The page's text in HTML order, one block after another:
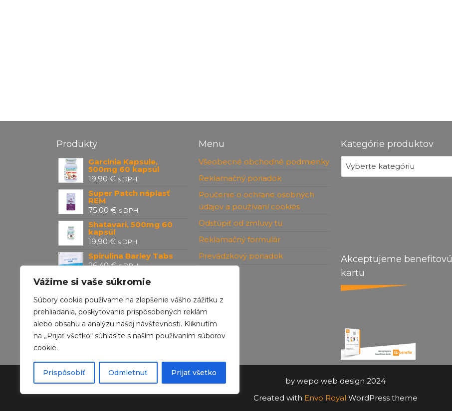
Vážime si vaše súkromie
Súbory cookie používame na zlepšenie vášho zážitku z
prehliadania, poskytovanie prispôsobených reklám
alebo obsahu a analýzu našej návštevnosti. Kliknutím
na „Prijať všetko“ súhlasíte s naším používaním súborov
cookie.
Prispôsobiť Odmietnuť Prijať všetko
Produkty
Garcinia Kapsule,
500mg 60 kapsúl
19,90€ s DPH
Super Patch náplasť
REM
75,00€ s DPH
Shatavari, 500mg 60
kapsúl
19,90€ s DPH
Spirulina Barley Tabs
26,40€ s DPH
Forever Aloe Vera Berry
Nectar™ Mini (12 ks)
145,49€ s DPH
Menu
Všeobecné obchodné podmienky
Reklamačný poriadok
Poučenie o ochrane osobných
údajov a používaní cookies
Odstúpiť od zmluvy tu
Reklamačný formulár
Prevádzkový poriadok
Kategórie produktov
Vyberte kategóriu
Akceptujeme benefitovú
kartu
by wepo web design 2024
Created with Envo Royal WordPress theme